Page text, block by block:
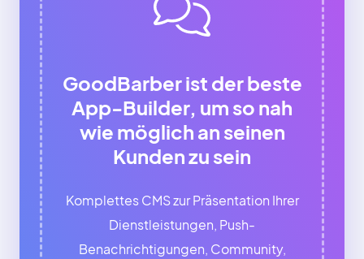
GoodBarber ist der beste
App-Builder, um so nah
wie möglich an seinen
Kunden zu sein
Komplettes CMS zur Präsentation Ihrer
Dienstleistungen, Push-
Benachrichtigungen, Community,